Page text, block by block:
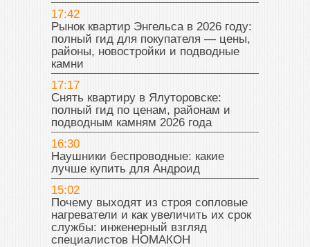
17:42
Рынок квартир Энгельса в 2026 году:
полный гид для покупателя — цены,
районы, новостройки и подводные
камни
17:17
Снять квартиру в Ялуторовске:
полный гид по ценам, районам и
подводным камням 2026 года
16:30
Наушники беспроводные: какие
лучше купить для Андроид
15:02
Почему выходят из строя сопловые
нагреватели и как увеличить их срок
службы: инженерный взгляд
специалистов НОМАКОН